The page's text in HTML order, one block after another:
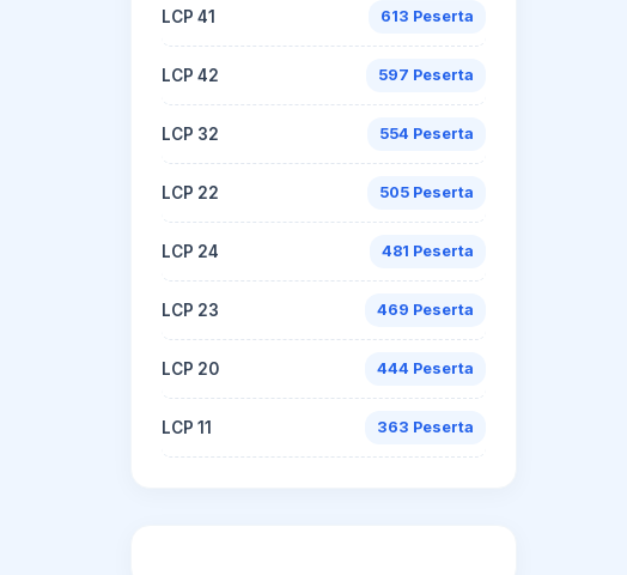
LCP 41 613 Peserta
LCP 42 597 Peserta
LCP 32 554 Peserta
LCP 22 505 Peserta
LCP 24 481 Peserta
LCP 23 469 Peserta
LCP 20 444 Peserta
LCP 11 363 Peserta